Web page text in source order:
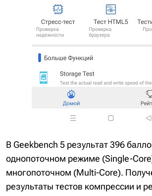
В Geekbench 5 результат 396
однопоточном режиме (Single-
многопоточном (Multi-Core).
результаты тестов компрессии и